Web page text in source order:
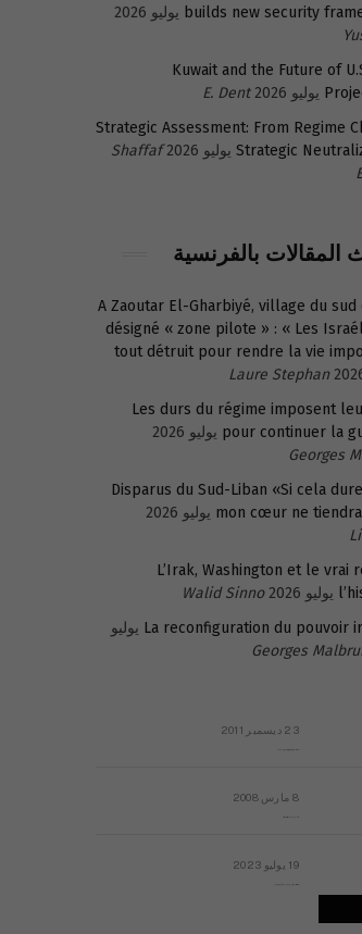
builds new security
Kuwait and the Future of
E. Dent
Strategic Assessment: From Regime
Strategic
Shaffaf
المقالات بالفرنسية
A Zaoutar El-Gharbiyé, village du sud
désigné « zone pilote » : « Les
tout détruit pour rendre la vie
Laure Stephan
Les durs du régime imposent
pour continuer la
Georges
Disparus du Sud-Liban «Si cela
mon cœur ne
L’Irak, Washington et le vrai
Walid Sinno
La reconfiguration du pouvoir 12 يوليو
Georges
23 ديسمبر 2011
8 مارس 2008
19 يوليو 2023